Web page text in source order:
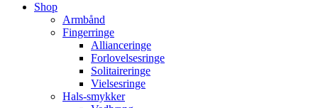
Shop
Armbånd
Fingerringe
Allianceringe
Forlovelsesringe
Solitaireringe
Vielsesringe
Hals-smykker